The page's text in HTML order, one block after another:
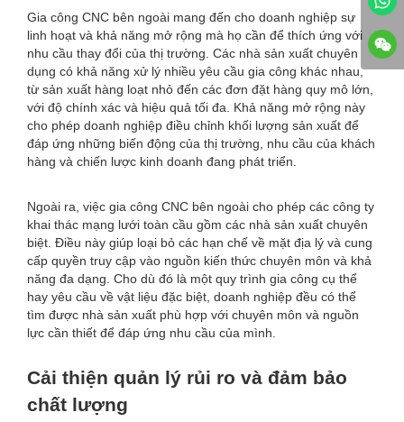
Gia công CNC bên ngoài mang đến cho doanh nghiệp sự
linh hoạt và khả năng mở rộng mà họ cần để thích ứng với
nhu cầu thay đổi của thị trường. Các nhà sản xuất chuyên
dụng có khả năng xử lý nhiều yêu cầu gia công khác nhau,
từ sản xuất hàng loạt nhỏ đến các đơn đặt hàng quy mô lớn,
với độ chính xác và hiệu quả tối đa. Khả năng mở rộng này
cho phép doanh nghiệp điều chỉnh khối lượng sản xuất để
đáp ứng những biến động của thị trường, nhu cầu của khách
hàng và chiến lược kinh doanh đang phát triển.
Ngoài ra, việc gia công CNC bên ngoài cho phép các công ty
khai thác mạng lưới toàn cầu gồm các nhà sản xuất chuyên
biệt. Điều này giúp loại bỏ các hạn chế về mặt địa lý và cung
cấp quyền truy cập vào nguồn kiến ​​thức chuyên môn và khả
năng đa dạng. Cho dù đó là một quy trình gia công cụ thể
hay yêu cầu về vật liệu đặc biệt, doanh nghiệp đều có thể
tìm được nhà sản xuất phù hợp với chuyên môn và nguồn
lực cần thiết để đáp ứng nhu cầu của mình.
Cải thiện quản lý rủi ro và đảm bảo
chất lượng